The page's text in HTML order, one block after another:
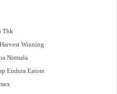
Tbk
Winning
Nirmala
Endura Eatore